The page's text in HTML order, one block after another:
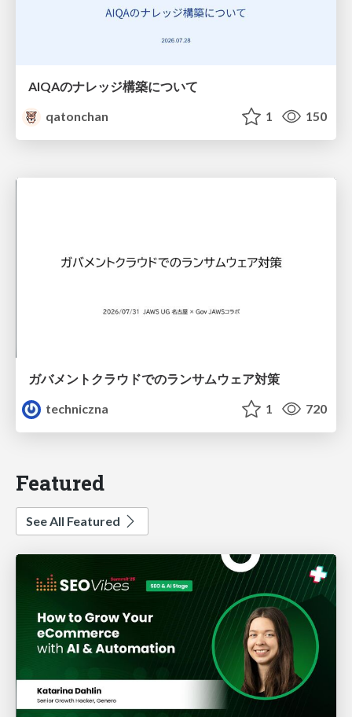
AIQAのナレッジ構築について
qatonchan
1 150
ガバメントクラウドでのランサムウェア対策
techniczna
1 720
Featured
See All Featured